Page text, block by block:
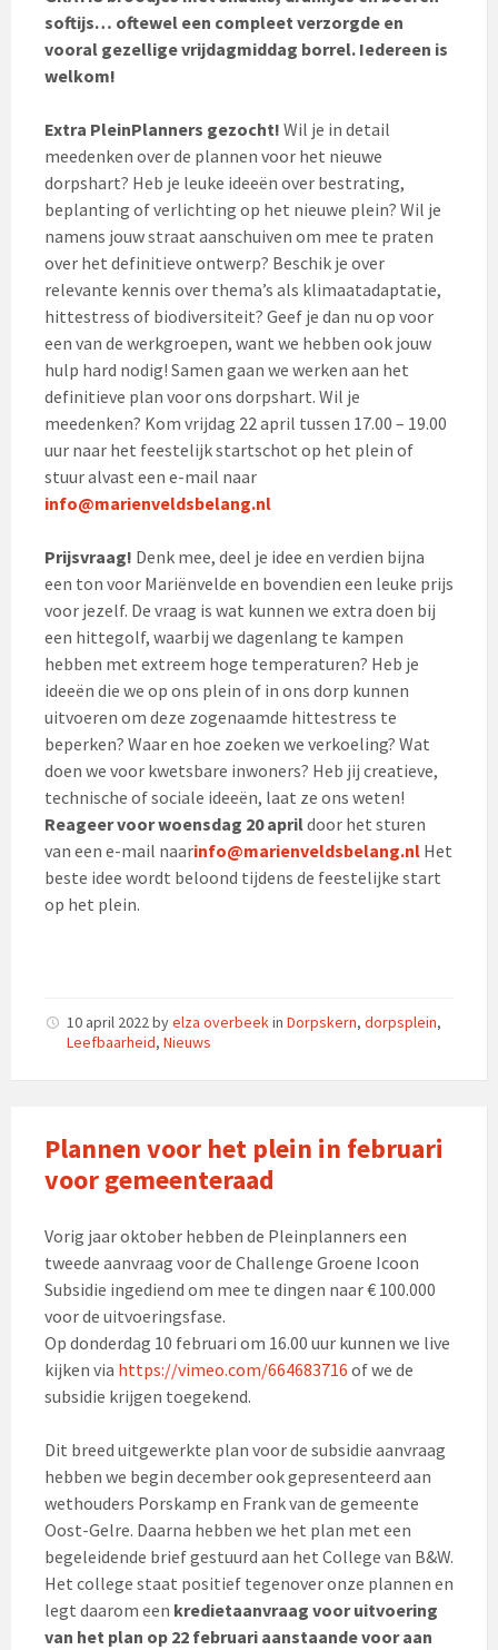
softijs… oftewel een compleet verzorgde en
vooral gezellige vrijdagmiddag borrel. Iedereen is
welkom!
Extra PleinPlanners gezocht! Wil je in detail
meedenken over de plannen voor het nieuwe
dorpshart? Heb je leuke ideeën over bestrating,
beplanting of verlichting op het nieuwe plein? Wil je
namens jouw straat aanschuiven om mee te praten
over het definitieve ontwerp? Beschik je over
relevante kennis over thema’s als klimaatadaptatie,
hittestress of biodiversiteit? Geef je dan nu op voor
een van de werkgroepen, want we hebben ook jouw
hulp hard nodig! Samen gaan we werken aan het
definitieve plan voor ons dorpshart. Wil je
meedenken? Kom vrijdag 22 april tussen 17.00 – 19.00
uur naar het feestelijk startschot op het plein of
stuur alvast een e-mail naar
info@marienveldsbelang.nl
Prijsvraag! Denk mee, deel je idee en verdien bijna
een ton voor Mariënvelde en bovendien een leuke prijs
voor jezelf. De vraag is wat kunnen we extra doen bij
een hittegolf, waarbij we dagenlang te kampen
hebben met extreem hoge temperaturen? Heb je
ideeën die we op ons plein of in ons dorp kunnen
uitvoeren om deze zogenaamde hittestress te
beperken? Waar en hoe zoeken we verkoeling? Wat
doen we voor kwetsbare inwoners? Heb jij creatieve,
technische of sociale ideeën, laat ze ons weten!
Reageer voor woensdag 20 aprildoor het sturen
van een e-mail naarinfo@marienveldsbelang.nl Het
beste idee wordt beloond tijdens de feestelijke start
op het plein.
10 april 2022 byelza overbeek in Dorpskern, dorpsplein,
Leefbaarheid, Nieuws
Plannen voor het plein in februari
voor gemeenteraad
Vorig jaar oktober hebben de Pleinplanners een
tweede aanvraag voor de Challenge Groene Icoon
Subsidie ingediend om mee te dingen naar € 100.000
voor de uitvoeringsfase.
Op donderdag 10 februari om 16.00 uur kunnen we live
kijken via https://vimeo.com/664683716 of we de
subsidie krijgen toegekend.
Dit breed uitgewerkte plan voor de subsidie aanvraag
hebben we begin december ook gepresenteerd aan
wethouders Porskamp en Frank van de gemeente
Oost-Gelre. Daarna hebben we het plan met een
begeleidende brief gestuurd aan het College van B&W.
Het college staat positief tegenover onze plannen en
legt daarom een kredietaanvraag voor uitvoering
van het plan op 22 februari aanstaande voor aan